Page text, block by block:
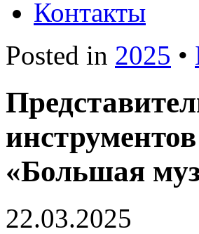
Контакты
Posted in 2025 •
«Большая
22.03.2025